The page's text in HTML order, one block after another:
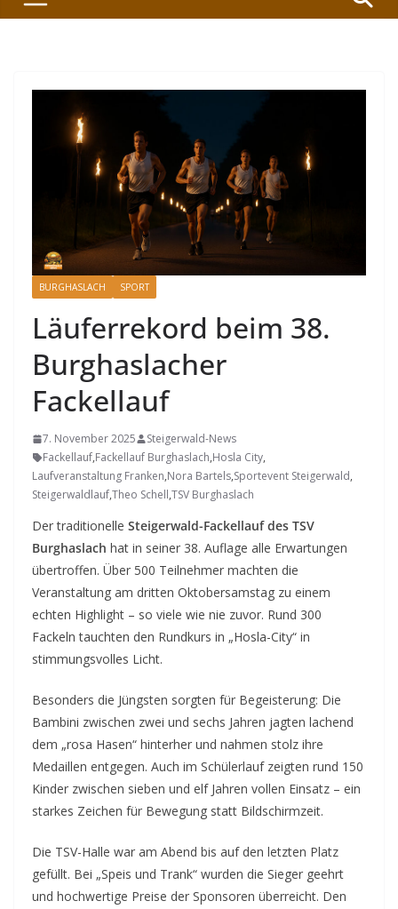
BURGHASLACH SPORT
Läuferrekord beim 38.
Burghaslacher
Fackellauf
7. November 2025
Steigerwald-News
Fackellauf,Fackellauf Burghaslach,Hosla City,
Laufveranstaltung Franken,Nora Bartels,Sportevent Steigerwald,
Steigerwaldlauf,Theo Schell,TSV Burghaslach
Der traditionelle Steigerwald-Fackellauf des TSV
Burghaslach hat in seiner 38. Auflage alle Erwartungen
übertroffen. Über 500 Teilnehmer machten die
Veranstaltung am dritten Oktobersamstag zu einem
echten Highlight – so viele wie nie zuvor. Rund 300
Fackeln tauchten den Rundkurs in „Hosla-City“ in
stimmungsvolles Licht.
Besonders die Jüngsten sorgten für Begeisterung: Die
Bambini zwischen zwei und sechs Jahren jagten lachend
dem „rosa Hasen“ hinterher und nahmen stolz ihre
Medaillen entgegen. Auch im Schülerlauf zeigten rund 150
Kinder zwischen sieben und elf Jahren vollen Einsatz – ein
starkes Zeichen für Bewegung statt Bildschirmzeit.
Die TSV-Halle war am Abend bis auf den letzten Platz
gefüllt. Bei „Speis und Trank“ wurden die Sieger geehrt
und hochwertige Preise der Sponsoren überreicht. Den